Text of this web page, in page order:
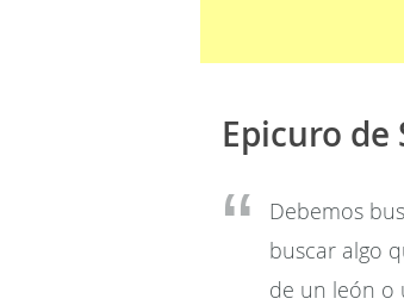
Epicuro de
Debemos
buscar algo
de un león o